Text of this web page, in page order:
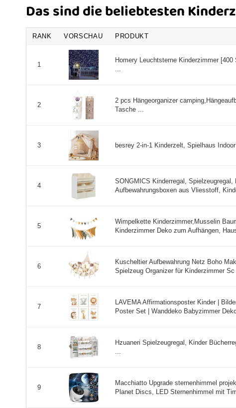
Das sind die beliebtesten
RANK VORSCHAU PRODUKT
1
Homery Leuchtsterne Kinderzimmer
...
2
2 pcs Hängeorganizer
Tasche ...
3 besrey 2-in-1 Kinderzelt, Spielhaus
4
SONGMICS Kinderregal, Spielzeugregal,
Aufbewahrungsboxen aus Vliesstoff,
5
Wimpelkette Kinderzimmer,Musselin
Kinderzimmer Deko zum Aufhängen,
6
Kuscheltier Aufbewahrung Netz Boho
Spielzeug Organizer für Kinderzimmer Sc
7
LAVEMA Affirmationsposter Kinder |
Poster Set | Wanddeko Babyzimmer
8
Hzuaneri Spielzeugregal, Kinder
...
9
Macchiatto Upgrade sternenhimmel
Planet Discs, LED Sternenhimmel mit